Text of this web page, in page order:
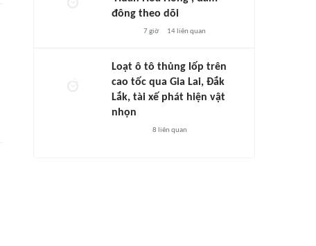
đông theo dõi
7 giờ 14liên quan
Loạt ô tô thủng lốp trên
cao tốc qua Gia Lai, Đắk
Lắk, tài xế phát hiện vật
nhọn
8 liên quan